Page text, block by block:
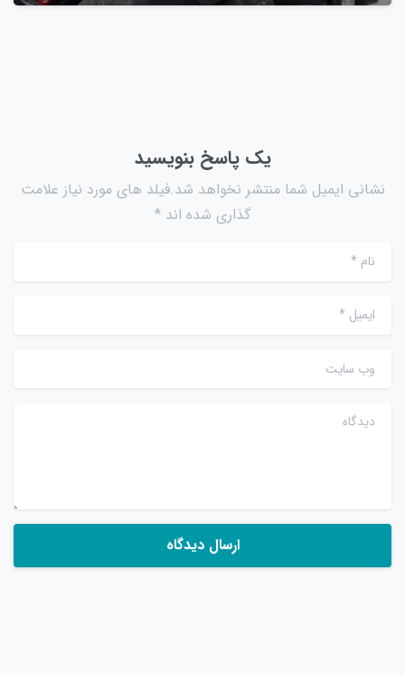
یک پاسخ بنویسید
نشانی ایمیل شما منتشر نخواهد شد.فیلد های مورد نیاز علامت
گذاری شده اند *
نام*
ایمیل *
وب سایت
دیدگاه